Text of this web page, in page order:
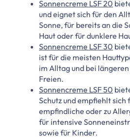
Sonnencreme LSF 20
und eignet sich für den
Sonne, für bereits an die
Haut oder für dunklere
Sonnencreme LSF 30
ist für die meisten
im Alltag und bei
Freien.
Sonnencreme LSF 50
Schutz und empfiehlt sich
empfindliche oder zu
für intensive
sowie für Kinder.